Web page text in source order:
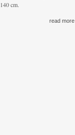
cm.
read more